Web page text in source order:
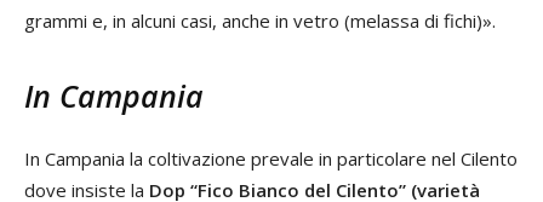
grammi e, in alcuni casi, anche in vetro (melassa di fichi)».
In Campania
In Campania la coltivazione prevale in particolare nel Cilento
dove insiste la Dop “Fico Bianco del Cilento” (varietà